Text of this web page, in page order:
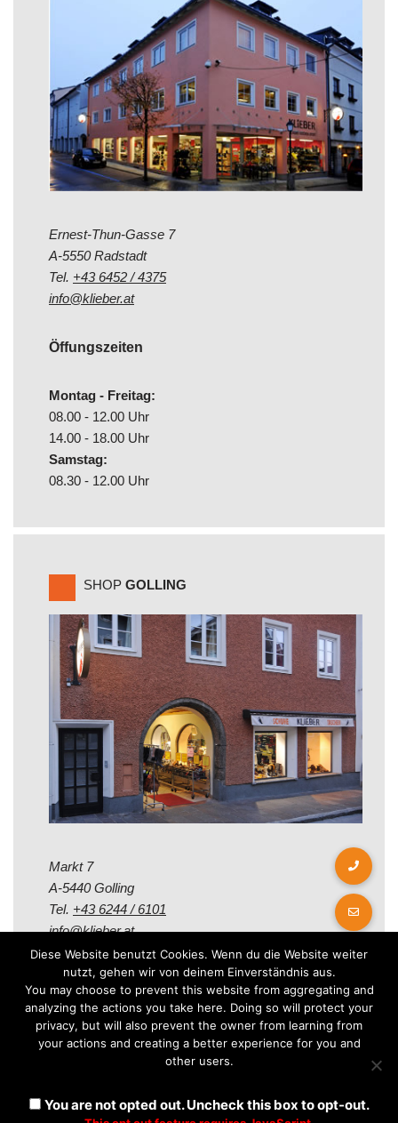
Ernest-Thun-Gasse 7
A-5550 Radstadt
Tel. +43 6452 / 4375
info@klieber.at
Öffungszeiten
Montag - Freitag:
08.00 - 12.00 Uhr
14.00 - 18.00 Uhr
Samstag:
08.30 - 12.00 Uhr
SHOP GOLLING
Markt 7
A-5440 Golling
Tel. +43 6244 / 6101
info@klieber.at
Öffungszeiten
Montag - Freitag:
08.00 - 12.00 Uhr
08.30 - 12.30 Uhr
Diese Website benutzt Cookies. Wenn du die Website weiter
nutzt, gehen wir von deinem Einverständnis aus.
You may choose to prevent this website from aggregating and
analyzing the actions you take here. Doing so will protect your
privacy, but will also prevent the owner from learning from
your actions and creating a better experience for you and
other users.
You are not opted out. Uncheck this box to opt-out.